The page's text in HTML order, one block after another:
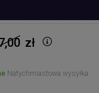
zł
Natychmiastowa wysyłka